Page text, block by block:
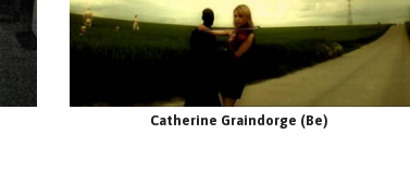
Catherine Graindorge (Be)